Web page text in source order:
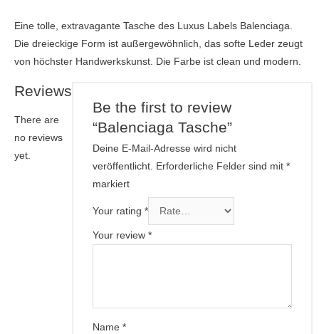
Eine tolle, extravagante Tasche des Luxus Labels Balenciaga.
Die dreieckige Form ist außergewöhnlich, das softe Leder zeugt
von höchster Handwerkskunst. Die Farbe ist clean und modern.
Reviews
There are
no reviews
yet.
Be the first to review
“Balenciaga Tasche”
Deine E-Mail-Adresse wird nicht
veröffentlicht.
Erforderliche Felder sind mit*
markiert
Your rating*
Your review*
Name*